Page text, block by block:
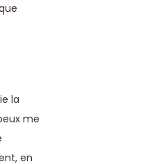
la
me
en